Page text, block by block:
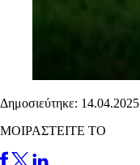
Δημοσιεύτηκε: 14.04.2025
ΜΟΙΡΑΣΤΕΙΤΕ ΤΟ